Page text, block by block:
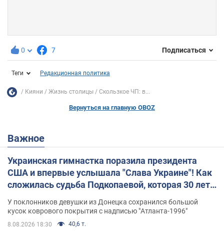
0 7 Подписаться
Теги Редакционная политика
Кияни Жизнь столицы Скользкое ЧП: в...
Вернуться на главную OBOZ
Важное
Украинская гимнастка поразила президента
США и впервые услышала "Слава Украине"! Как
сложилась судьба Подкопаевой, которая 30 лет
У поклонников девушки из Донецка сохранился большой
кусок коврового покрытия с надписью "Атланта-1996"
8.08.2026 18:30 40,6 т.